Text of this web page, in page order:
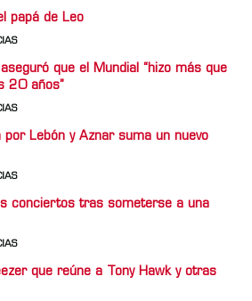
papá de Leo
que el Mundial “hizo más que
20 años”
por Lebón y Aznar suma un nuevo
conciertos tras someterse a una
que reúne a Tony Hawk y otras